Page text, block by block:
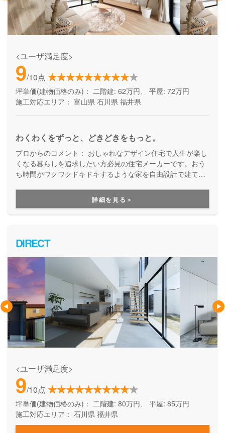
<ユーザ満足度>
9/10点
坪単価(建物価格のみ)： 二階建: 62万円、 平屋: 72万円
施工対応エリア： 富山県 石川県 福井県
わくわくをずっと、どきどきをもっと。
プロからのコメント： おしゃれなデザイン住宅で人生が楽し
くなる暮らしを追求したい方必見の住宅メーカーです。おう
ち時間がワクワクドキドキするような家を自由設計で建てた
詳細を見る＞
DIRECT
<ユーザ満足度>
9/10点
坪単価(建物価格のみ)： 二階建: 80万円、 平屋: 85万円
施工対応エリア： 石川県 福井県